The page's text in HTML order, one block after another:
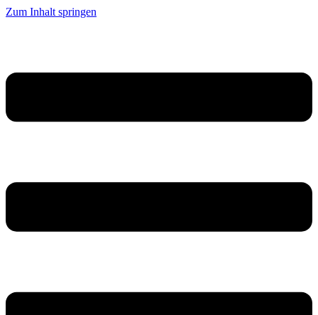
Zum Inhalt springen